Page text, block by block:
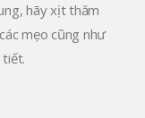
hãy xịt thăm
mẹo cũng như